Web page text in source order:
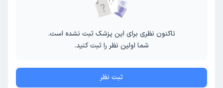
تاکنون نظری برای این پزشک ثبت نشده است.
شما اولین نظر را ثبت کنید.
ثبت نظر